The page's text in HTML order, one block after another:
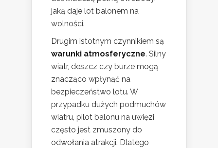
jaką daje lot balonem na
wolności.
Drugim istotnym czynnikiem są
warunki atmosferyczne. Silny
wiatr, deszcz czy burze mogą
znacząco wpłynąć na
bezpieczeństwo lotu. W
przypadku dużych podmuchów
wiatru, pilot balonu na uwięzi
często jest zmuszony do
odwołania atrakcji. Dlatego